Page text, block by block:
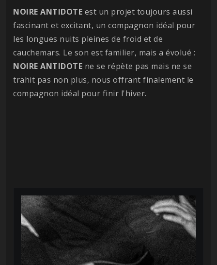
NOIRE ANTIDOTE est un projet toujours aussi
fascinant et excitant, un compagnon idéal pour
les longues nuits pleines de froid et de
cauchemars. Le son est familier, mais a évolué :
NOIRE ANTIDOTE ne se répète pas mais ne se
trahit pas non plus, nous offrant finalement le
compagnon idéal pour finir l'hiver.